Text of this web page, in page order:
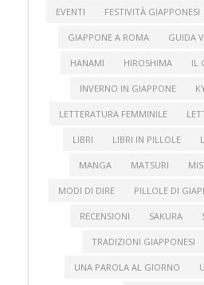
EVENTI FESTIVITÀ GIAPPONESI
GIAPPONE A ROMA GUIDA
HANAMI HIROSHIMA IL
INVERNO IN GIAPPONE
LETTERATURA FEMMINILE
LIBRI LIBRI IN PILLOLE
MANGA MATSURI
MODI DI DIRE PILLOLE DI
RECENSIONI SAKURA
TRADIZIONI GIAPPONESI
UNA PAROLA AL GIORNO